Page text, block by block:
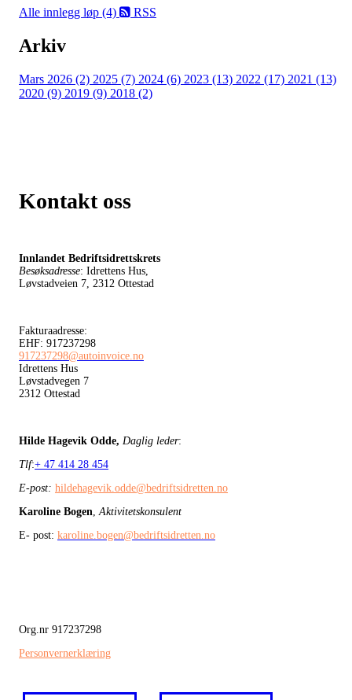
Alle innlegg løp (4) RSS
Arkiv
Mars 2026 (2) 2025 (7) 2024 (6) 2023 (13) 2022 (17) 2021 (13)
2020 (9) 2019 (9) 2018 (2)
Kontakt oss
Innlandet Bedriftsidrettskrets
Besøksadresse: Idrettens Hus,
Løvstadveien 7, 2312 Ottestad
Fakturaadresse:
EHF: 917237298
917237298@autoinvoice.no
Idrettens Hus
Løvstadvegen 7
2312 Ottestad
Hilde Hagevik Odde, Daglig leder:
Tlf:+ 47 414 28 454
E-post: hildehagevik.odde@bedriftsidretten.no
Karoline Bogen,Aktivitetskonsulent
E- post: karoline.bogen@bedriftsidretten.no
Org.nr 917237298
Personvernerklæring